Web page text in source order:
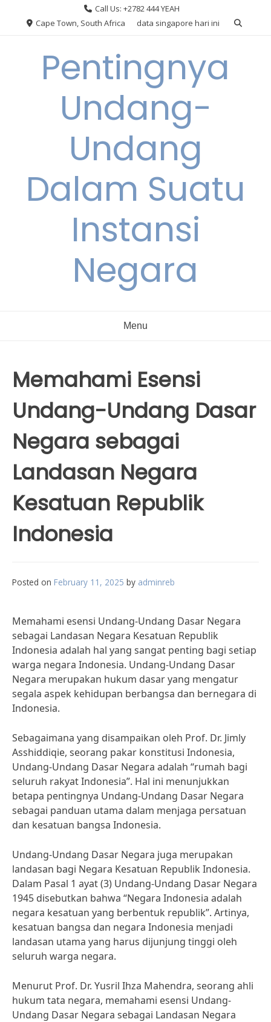
Call Us: +2782 444 YEAH
Cape Town, South Africa
data singapore hari ini
Pentingnya
Undang-
Undang
Dalam Suatu
Instansi
Negara
Menu
Memahami Esensi
Undang-Undang Dasar
Negara sebagai
Landasan Negara
Kesatuan Republik
Indonesia
Posted on February 11, 2025 by adminreb
Memahami esensi Undang-Undang Dasar Negara
sebagai Landasan Negara Kesatuan Republik
Indonesia adalah hal yang sangat penting bagi setiap
warga negara Indonesia. Undang-Undang Dasar
Negara merupakan hukum dasar yang mengatur
segala aspek kehidupan berbangsa dan bernegara di
Indonesia.
Sebagaimana yang disampaikan oleh Prof. Dr. Jimly
Asshiddiqie, seorang pakar konstitusi Indonesia,
Undang-Undang Dasar Negara adalah “rumah bagi
seluruh rakyat Indonesia”. Hal ini menunjukkan
betapa pentingnya Undang-Undang Dasar Negara
sebagai panduan utama dalam menjaga persatuan
dan kesatuan bangsa Indonesia.
Undang-Undang Dasar Negara juga merupakan
landasan bagi Negara Kesatuan Republik Indonesia.
Dalam Pasal 1 ayat (3) Undang-Undang Dasar Negara
1945 disebutkan bahwa “Negara Indonesia adalah
negara kesatuan yang berbentuk republik”. Artinya,
kesatuan bangsa dan negara Indonesia menjadi
landasan utama yang harus dijunjung tinggi oleh
seluruh warga negara.
Menurut Prof. Dr. Yusril Ihza Mahendra, seorang ahli
hukum tata negara, memahami esensi Undang-
Undang Dasar Negara sebagai Landasan Negara